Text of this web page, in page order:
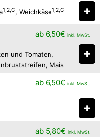
1,2,C, Weichkäse1,2,C ✚
ab 6,50€ inkl. MwSt.
und Tomaten,
Mais
✚
ab 6,50€ inkl. MwSt.
✚
ab 5,80€ inkl. MwSt.